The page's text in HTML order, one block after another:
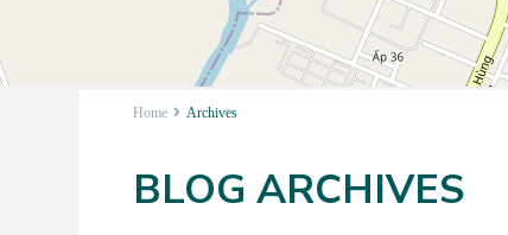
Home Archives
BLOG ARCHIVES